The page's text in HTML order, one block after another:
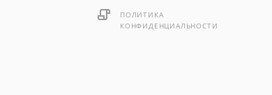
ПОЛИТИКА
КОНФИДЕНЦИАЛЬНОСТИ